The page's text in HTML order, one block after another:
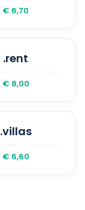
€ 6,70
.rent
€ 8,00
.villas
€ 6,60